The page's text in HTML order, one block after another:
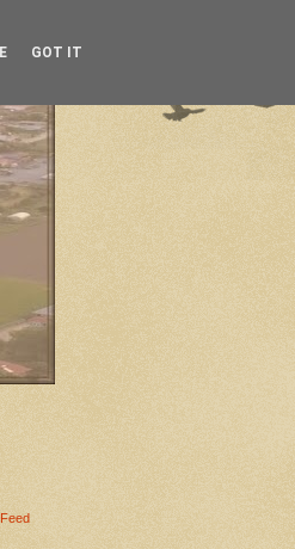
GOT IT